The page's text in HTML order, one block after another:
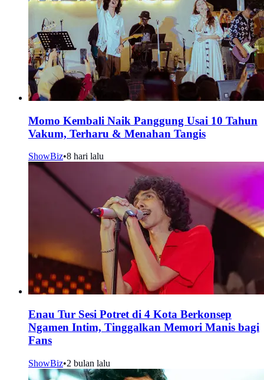
Momo Kembali Naik Panggung Usai 10 Tahun
Vakum, Terharu & Menahan Tangis
ShowBiz•8 hari lalu
Enau Tur Sesi Potret di 4 Kota Berkonsep
Ngamen Intim, Tinggalkan Memori Manis bagi
Fans
ShowBiz•2 bulan lalu